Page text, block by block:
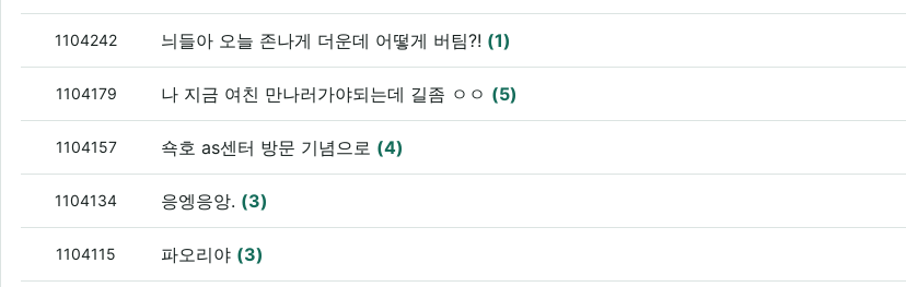
1104242 늬들아 오늘 존나게 더운데 어떻게 버팀?! (1)
1104179 나 지금 여친 만나러가야되는데 길좀 ㅇㅇ (5)
1104157 쇽호 as센터 방문 기념으로 (4)
1104134 응엥응앙. (3)
1104115 파오리야 (3)